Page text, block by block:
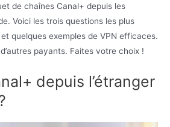
de chaînes Canal+ depuis les
Voici les trois questions les plus
quelques exemples de VPN efficaces.
payants. Faites votre choix !
depuis l’étranger